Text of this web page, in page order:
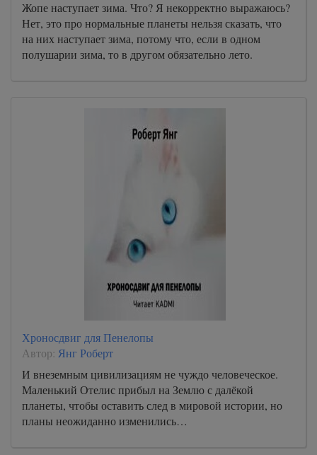
Жопе наступает зима. Что? Я некорректно выражаюсь?
Нет, это про нормальные планеты нельзя сказать, что
на них наступает зима, потому что, если в одном
полушарии зима, то в другом обязательно лето.
Хроносдвиг для Пенелопы
Автор: Янг Роберт
И внеземным цивилизациям не чуждо человеческое.
Маленький Отелис прибыл на Землю с далёкой
планеты, чтобы оставить след в мировой истории, но
планы неожиданно изменились…